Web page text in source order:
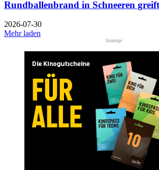
Rundballenbrand in Schneeren
2026-07-30
Mehr laden
Anzeige